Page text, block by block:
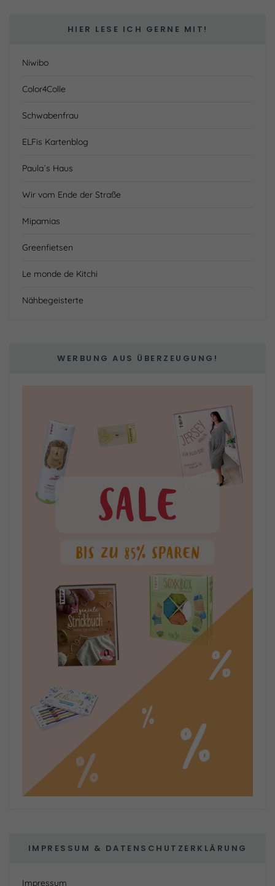
HIER LESE ICH GERNE MIT!
Niwibo
Color4Colle
Schwabenfrau
ELFis Kartenblog
Paula´s Haus
Wir vom Ende der Straße
Mipamias
Greenfietsen
Le monde de Kitchi
Nähbegeisterte
WERBUNG AUS ÜBERZEUGUNG!
IMPRESSUM & DATENSCHUTZERKLÄRUNG
Impressum